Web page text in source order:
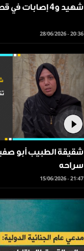
شهيد و4 إصابات في قصف إسرائيلي
28/06/2026 - 20:36
شقيقة الطبيب أبو
سراحه
15/06/2026 - 21:47